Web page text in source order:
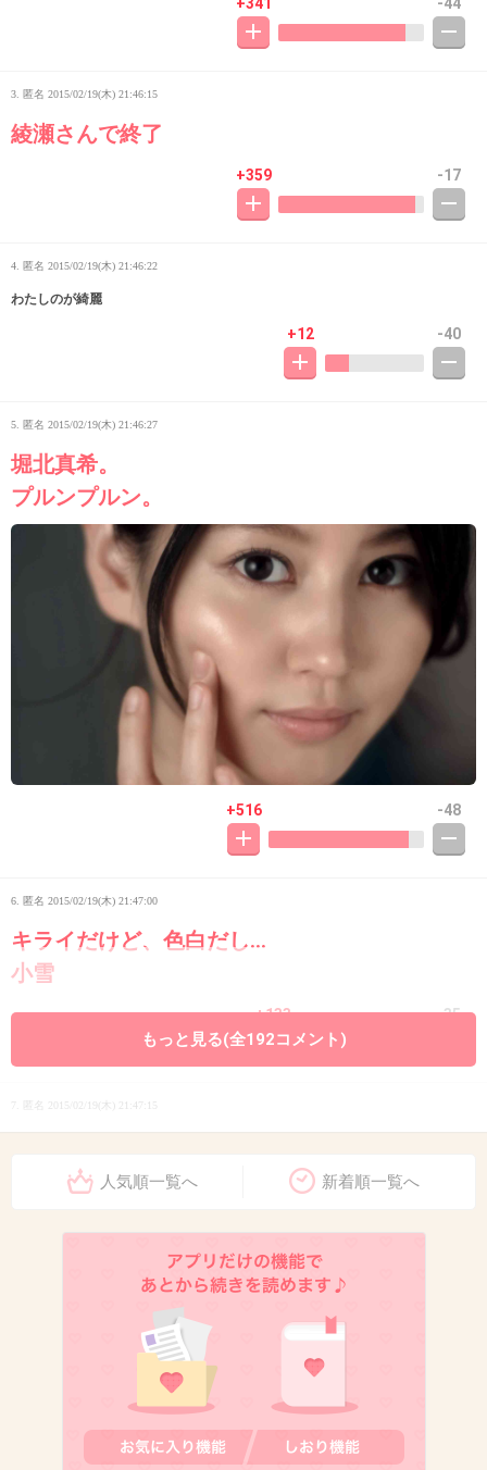
3. 匿名 2015/02/19(木) 21:46:15
綾瀬さんで終了
+359 -17
4. 匿名 2015/02/19(木) 21:46:22
わたしのが綺麗
+12 -40
5. 匿名 2015/02/19(木) 21:46:27
堀北真希。
プルンプルン。
+516 -48
6. 匿名 2015/02/19(木) 21:47:00
キライだけど、色白だし…
小雪
+133 -35
7. 匿名 2015/02/19(木) 21:47:15
出典：msp.c.yimg.jp
+92
2015/02/19(木) 21:47:37
透明感が羨ましい(^O^)
+148
もっと見る(全192コメント)
人気順一覧へ 新着順一覧へ